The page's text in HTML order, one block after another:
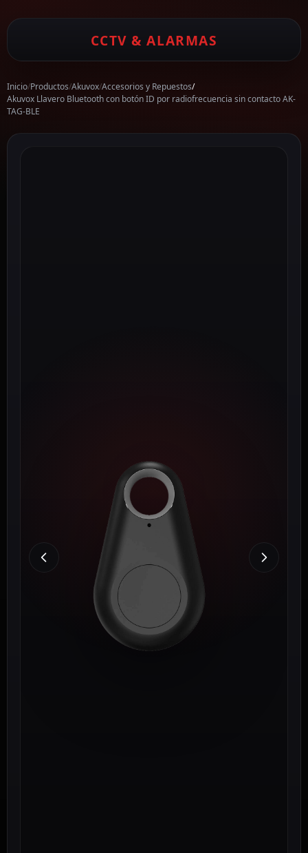
CCTV & ALARMAS
Inicio/Productos/Akuvox/Accesorios y Repuestos/
Akuvox Llavero Bluetooth con botón ID por radiofrecuencia sin contacto AK-
TAG-BLE